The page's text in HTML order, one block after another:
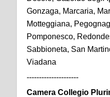
Gonzaga, Marcaria,
Motteggiana,
Pomponesco,
Sabbioneta, San
Viadana
---------------------
Camera Collegio